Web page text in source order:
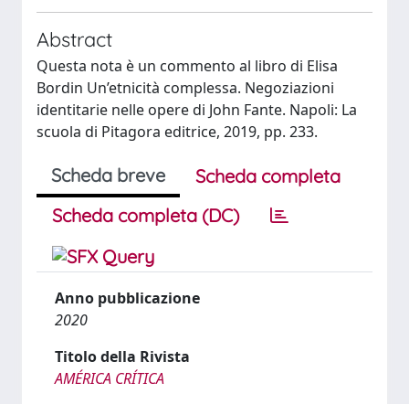
Abstract
Questa nota è un commento al libro di Elisa
Bordin Un’etnicità complessa. Negoziazioni
identitarie nelle opere di John Fante. Napoli: La
scuola di Pitagora editrice, 2019, pp. 233.
Scheda breve
Scheda completa
Scheda completa (DC)
Anno pubblicazione
2020
Titolo della Rivista
AMÉRICA CRÍTICA